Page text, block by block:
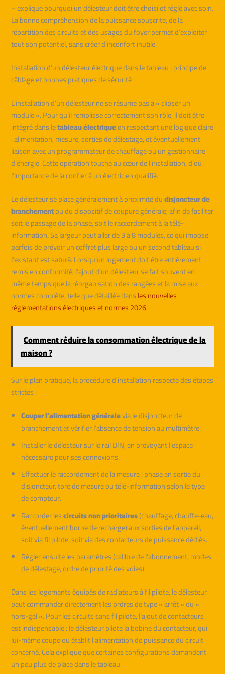
– explique pourquoi un délesteur doit être choisi et réglé avec soin.
La bonne compréhension de la puissance souscrite, de la
répartition des circuits et des usages du foyer permet d’exploiter
tout son potentiel, sans créer d’inconfort inutile.
Installation d’un délesteur électrique dans le tableau : principe de
câblage et bonnes pratiques de sécurité
L’installation d’un délesteur ne se résume pas à « clipser un
module ». Pour qu’il remplisse correctement son rôle, il doit être
intégré dans letableau électriqueen respectant une logique claire
: alimentation, mesure, sorties de délestage, et éventuellement
liaison avec un programmateur de chauffage ou un gestionnaire
d’énergie. Cette opération touche au cœur de l’installation, d’où
l’importance de la confier à un électricien qualifié.
Le délesteur se place généralement à proximité dudisjoncteur de
branchementou du dispositif de coupure générale, afin de faciliter
soit le passage de la phase, soit le raccordement à la télé-
information. Sa largeur peut aller de 3 à 8 modules, ce qui impose
parfois de prévoir un coffret plus large ou un second tableau si
l’existant est saturé. Lorsqu’un logement doit être entièrement
remis en conformité, l’ajout d’un délesteur se fait souvent en
même temps que la réorganisation des rangées et la mise aux
normes complète, telle que détaillée dansles nouvelles
réglementations électriques et normes 2026.
Comment réduire la consommation électrique de la
maison ?
Sur le plan pratique, la procédure d’installation respecte des étapes
strictes :
Couper l’alimentation généralevia le disjoncteur de
branchement et vérifier l’absence de tension au multimètre.
Installer le délesteur sur le rail DIN, en prévoyant l’espace
nécessaire pour ses connexions.
Effectuer le raccordement de la mesure : phase en sortie du
disjoncteur, tore de mesure ou télé-information selon le type
de compteur.
Raccorder lescircuits non prioritaires(chauffage, chauffe-eau,
éventuellement borne de recharge) aux sorties de l’appareil,
soit via fil pilote, soit via des contacteurs de puissance dédiés.
Régler ensuite les paramètres (calibre de l’abonnement, modes
de délestage, ordre de priorité des voies).
Dans les logements équipés de radiateurs à fil pilote, le délesteur
peut commander directement les ordres de type « arrêt » ou «
hors-gel ». Pour les circuits sans fil pilote, l’ajout de contacteurs
est indispensable : le délesteur pilote la bobine du contacteur, qui
lui-même coupe ou établit l’alimentation de puissance du circuit
concerné. Cela explique que certaines configurations demandent
un peu plus de place dans le tableau.